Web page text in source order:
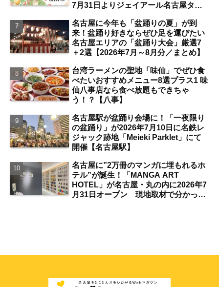
7月31日よりジェイアール名古屋タカ
【名古屋駅】
名古屋に今年も「盆踊りの夏」が到
来！盆踊り好きならぜひ足を運びたい
名古屋エリアの「盆踊り大会」厳選7
＋2選【2026年7月～8月分／まとめ】
台湾ラーメンの聖地「味仙」でぜひ食
べたいおすすめメニュー8選プラス1 味
仙八事店なら食べ放題もできちゃ
う！？【八事】
名古屋駅が盆踊り会場に！「一夜限り
の盆踊り」が2026年7月10日に名鉄レ
ジャック跡地「Meieki Parklet」にて
開催【名古屋駅】
名古屋に”2万冊のマンガに埋もれるホ
テル”が誕生！「MANGA ART
HOTEL」が名古屋・丸の内に2026年7
月31日オープン 現地取材で分かった